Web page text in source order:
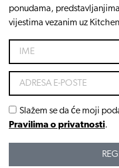
ponudama,
vijestima vezanim uz
Slažem se da će moji
Pravilima o privatnosti.